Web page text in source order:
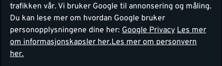
trafikken vår. Vi bruker Google til annonsering og måling.
Du kan lese mer om hvordan Google bruker
personopplysningene dine her: Google Privacy Les mer
om informasjonskapsler her.Les mer om personvern
her.